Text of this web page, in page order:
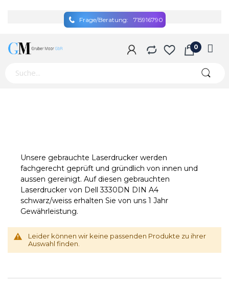
Frage/Beratung: 715916790
Unsere gebrauchte Laserdrucker werden
fachgerecht geprüft und gründlich von innen und
aussen gereinigt. Auf diesen gebrauchten
Laserdrucker von Dell 3330DN DIN A4
schwarz/weiss erhalten Sie von uns 1 Jahr
Gewährleistung.
Leider können wir keine passenden Produkte zu ihrer
Auswahl finden.